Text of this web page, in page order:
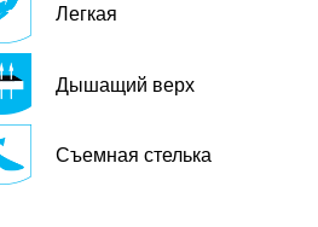
Легкая
Дышащий верх
Съемная стелька